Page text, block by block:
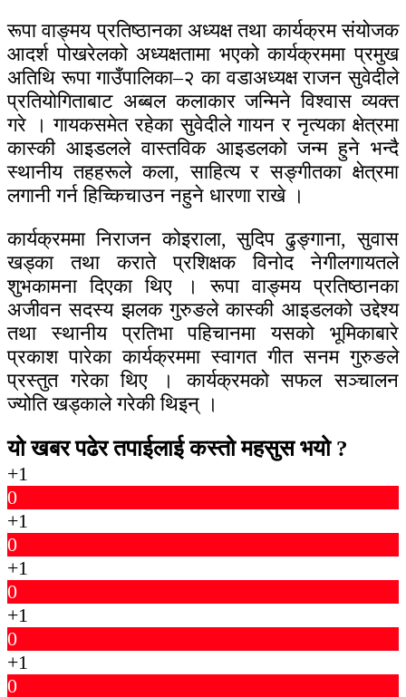
रूपा वाङ्मय प्रतिष्ठानका अध्यक्ष तथा कार्यक्रम संयोजक
आदर्श पोखरेलको अध्यक्षतामा भएको कार्यक्रममा प्रमुख
अतिथि रूपा गाउँपालिका–२ का वडाअध्यक्ष राजन सुवेदीले
प्रतियोगिताबाट अब्बल कलाकार जन्मिने विश्वास व्यक्त
गरे । गायकसमेत रहेका सुवेदीले गायन र नृत्यका क्षेत्रमा
कास्की आइडलले वास्तविक आइडलको जन्म हुने भन्दै
स्थानीय तहहरूले कला, साहित्य र सङ्गीतका क्षेत्रमा
लगानी गर्न हिच्किचाउन नहुने धारणा राखे ।
कार्यक्रममा निराजन कोइराला, सुदिप ढुङ्गाना, सुवास
खड्का तथा कराते प्रशिक्षक विनोद नेगीलगायतले
शुभकामना दिएका थिए । रूपा वाङ्मय प्रतिष्ठानका
अजीवन सदस्य झलक गुरुङले कास्की आइडलको उद्देश्य
तथा स्थानीय प्रतिभा पहिचानमा यसको भूमिकाबारे
प्रकाश पारेका कार्यक्रममा स्वागत गीत सनम गुरुङले
प्रस्तुत गरेका थिए । कार्यक्रमको सफल सञ्चालन
ज्योति खड्काले गरेकी थिइन् ।
यो खबर पढेर तपाईलाई कस्तो महसुस भयो ?
+1
0
+1
0
+1
0
+1
0
+1
0